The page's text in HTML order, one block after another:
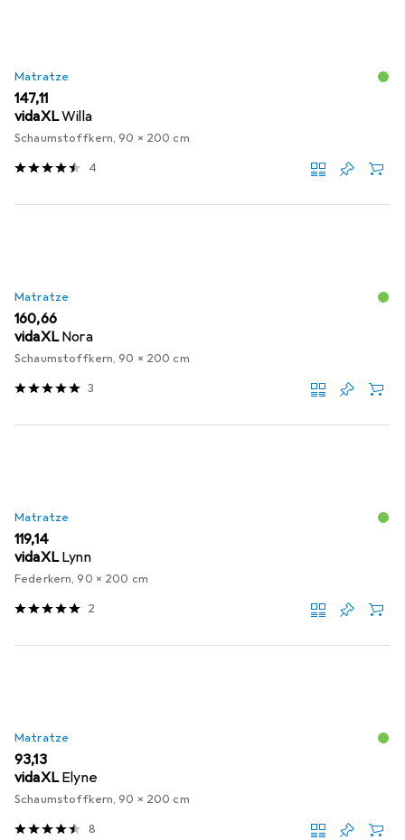
Matratze
EUR
147,11
vidaXLWilla
Schaumstoffkern, 90 x 200 cm
4
Matratze
EUR
160,66
vidaXL Nora
Schaumstoffkern, 90 x 200 cm
3
Matratze
EUR
119,14
vidaXL Lynn
Federkern, 90 x 200 cm
2
Matratze
EUR
93,13
vidaXL Elyne
Schaumstoffkern, 90 x 200 cm
8